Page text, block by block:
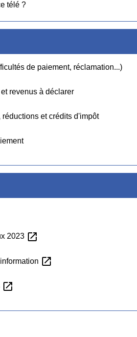
télé ?
de paiement, réclamation...)
revenus à déclarer
réductions et crédits d'impôt
2023 open_in_new
open_in_new
open_in_new